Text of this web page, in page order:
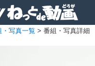
・写真一覧 > 番組・写真詳細